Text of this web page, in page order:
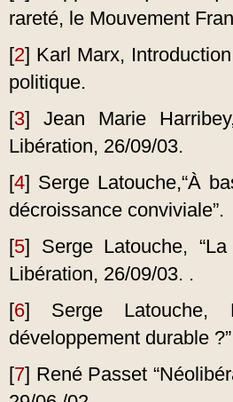
rareté, le Mouvement
[2] Karl Marx,
politique.
[3] Jean Marie
Libération, 26/09/03.
[4] Serge Latouche,“À
décroissance conviviale”.
[5] Serge Latouche,
Libération, 26/09/03. .
[6] Serge Latouche,
développement durable
[7] René Passet